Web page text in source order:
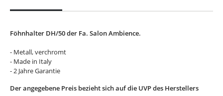
Föhnhalter DH/50 der Fa. Salon Ambience.
- Metall, verchromt
- Made in Italy
- 2 Jahre Garantie
Der angegebene Preis bezieht sich auf die UVP des Herstellers